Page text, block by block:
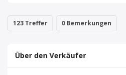
123 Treffer 0 Bemerkungen
Über den Verkäufer